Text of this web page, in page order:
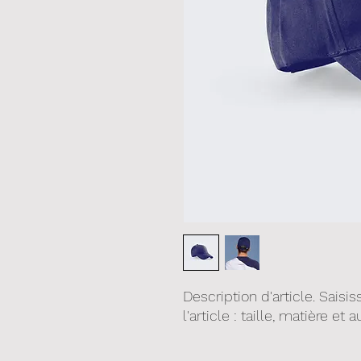
Description d'article.
l'article : taille, matière et